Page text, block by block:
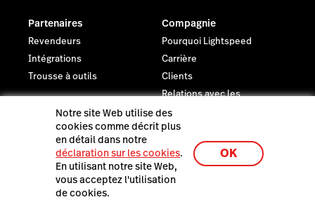
Partenaires
Revendeurs
Intégrations
Trousse à outils
Compagnie
Pourquoi Lightspeed
Carrière
Clients
Relations avec les
Actualités
Juridique
Centre de confiance
Dernières Ressources
Notre site Web utilise des
cookies comme décrit plus
en détail dans notre
déclaration sur les cookies.
En utilisant notre site Web,
vous acceptez l'utilisation
de cookies.
OK